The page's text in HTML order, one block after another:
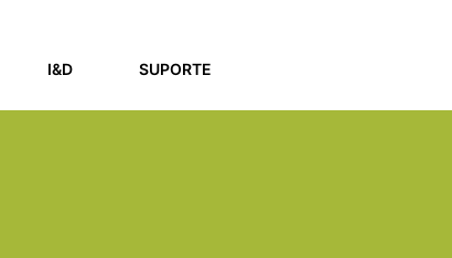
I&D SUPORTE